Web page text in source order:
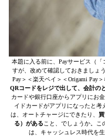
本題に入る前に、Payサービス（
すが、改めて確認しておきましょ
Pay＞＜楽天ペイ＞＜Origami Pay＞
QRコードをレジで出して、会計の
カードや銀行口座からアプリにお
イドカードがアプリになったと
は、オートチャージにできたり、
る）がある こと、でしょうか。こ
は、キャッシュレス時代を